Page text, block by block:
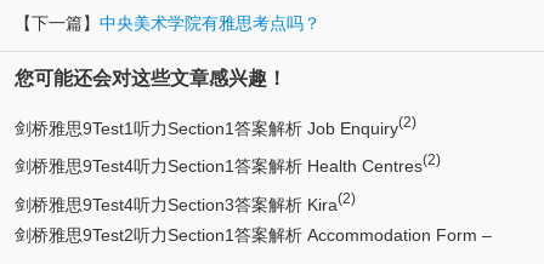
【下一篇】 中央美术学院有雅思考点吗？
您可能还会对这些文章感兴趣！
剑桥雅思9Test1听力Section1答案解析 Job Enquiry(2)
剑桥雅思9Test4听力Section1答案解析 Health Centres(2)
剑桥雅思9Test4听力Section3答案解析 Kira(2)
剑桥雅思9Test2听力Section1答案解析 Accommodation Form –